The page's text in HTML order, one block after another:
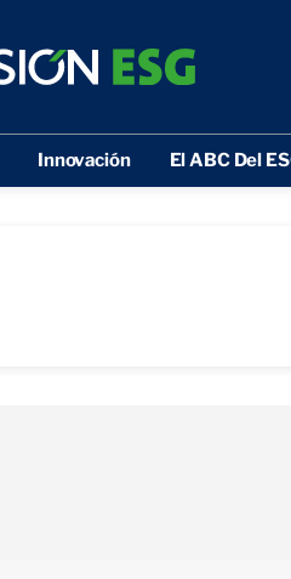
Innovación El ABC Del